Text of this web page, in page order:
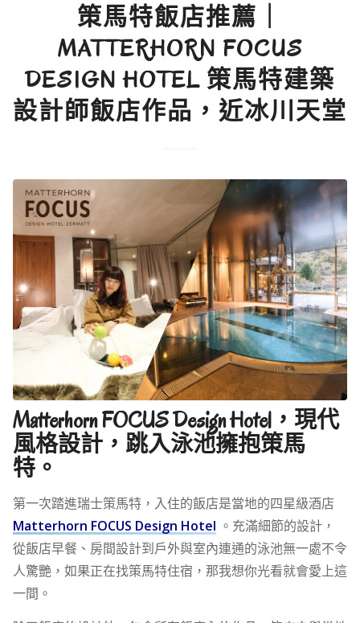
策馬特飯店推薦｜
MATTERHORN FOCUS
DESIGN HOTEL 策馬特建築
設計師飯店作品，近冰川天堂
Matterhorn FOCUS Design Hotel，現代
風格設計，跳入泳池擁抱策馬
特。
第一次踏進瑞士策馬特，入住的飯店是當地的四星級酒店
Matterhorn FOCUS Design Hotel 。充滿細節的設計，
從飯店早餐、房間設計到戶外與室內連通的泳池無一處不令
人驚艷，如果正在找策馬特住宿，那我想你光看就會愛上這
一間。